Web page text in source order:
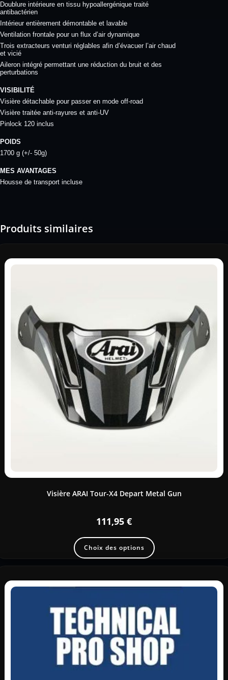
Doublure intérieure en tissu hypoallergénique traité
antibactérien
Intérieur entièrement démontable et lavable
Ventilation frontale pour un flux d’air dynamique
Trois extracteurs venturi réglables afin d’évacuer l’air chaud
et vicié
Aileron intégré permettant une réduction du bruit et des
perturbations
VISIBILITÉ
Visière détachable pour passer en mode off-road
Visière traitée anti-rayures et anti-UV
Pinlock 120 inclus
POIDS
1700 g (+/- 50g)
MES AVANTAGES
Housse de transport incluse
Produits similaires
Visière ARAI Tour-X4 Depart Metal Gun
111,95 €
Choix des options